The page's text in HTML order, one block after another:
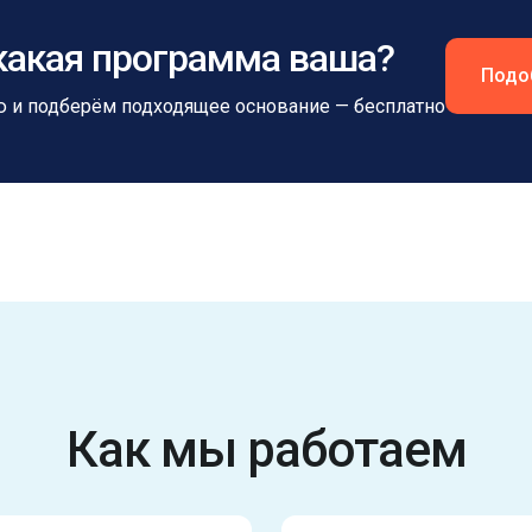
программа ваша?
подберём подходящее основание — бесплатно
Как мы работаем